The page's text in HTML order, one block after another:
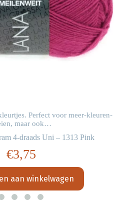
Perfect voor meer-kleuren-
maar ook…
4-draads Uni – 1313 Pink
€3,75
aan winkelwagen